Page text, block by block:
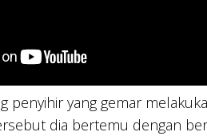
penyihir yang gemar
dia bertemu dengan